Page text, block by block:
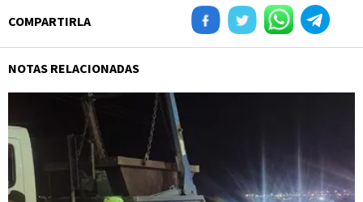
COMPARTIRLA
NOTAS RELACIONADAS